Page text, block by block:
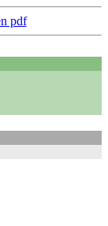
pdf